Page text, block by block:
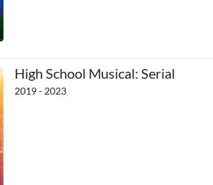
High School Musical: Serial
2019 - 2023